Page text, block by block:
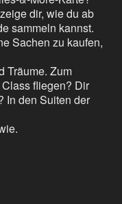
dir, wie du ab
sammeln kannst.
Sachen zu kaufen,
Träume. Zum
fliegen? Dir
In den Suiten der